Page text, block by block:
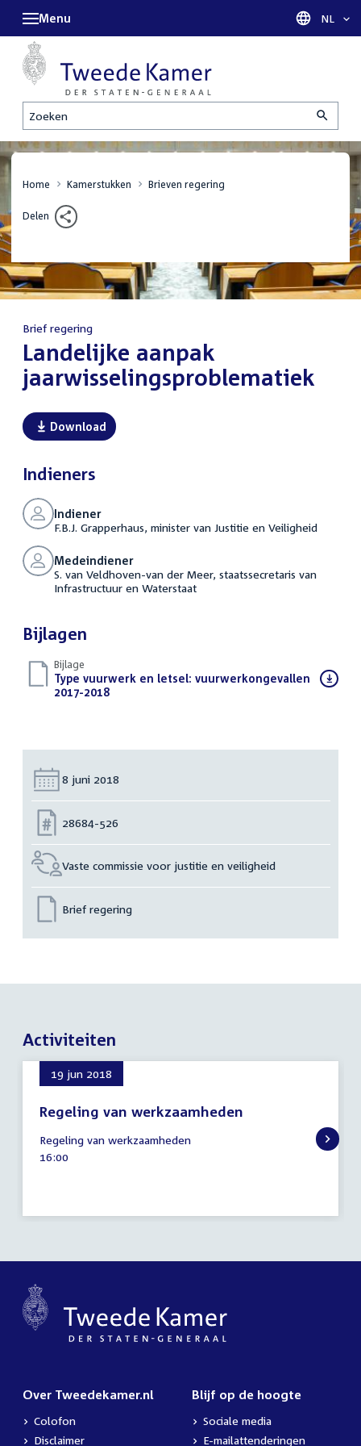
Zoeken
Menu Taal
NL
Home Kamerstukken Brieven regering
Delen
Brief regering
:Landelijke aanpak
jaarwisselingsproblematiek
Download
Indieners
Indiener
F.B.J. Grapperhaus, minister van Justitie en Veiligheid
Medeindiener
S. van Veldhoven-van der Meer, staatssecretaris van
Infrastructuur en Waterstaat
Bijlagen
Bijlage
Download
bestand:
Type vuurwerk en letsel: vuurwerkongevallen
2017-2018(PDF)
Datum:
8 juni 2018
Nummer:
28684-526
Vaste commissie voor justitie en veiligheid
Brief regering
Activiteiten
19 jun 2018
Regeling van werkzaamheden
juni
2018
Regeling van werkzaamheden
Tijd
16:00
Over Tweedekamer.nl
Colofon
Disclaimer
Blijf op de hoogte
Sociale media
E-mailattenderingen